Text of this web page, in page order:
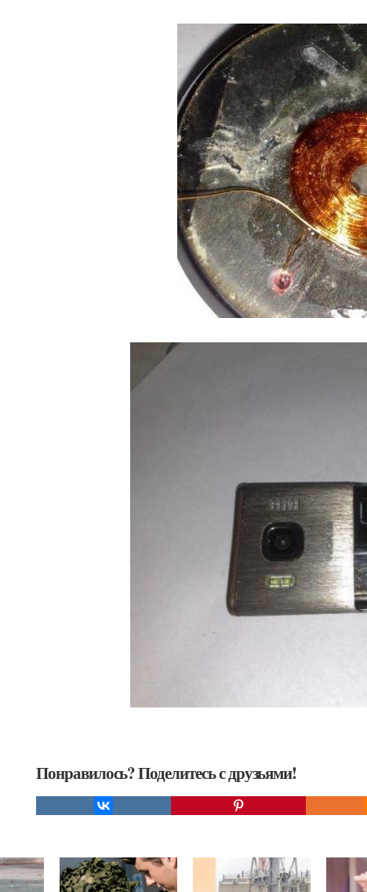
Понравилось? Поделитесь с друзьями!